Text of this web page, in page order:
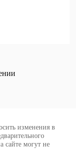
изменения в
сайте могут не